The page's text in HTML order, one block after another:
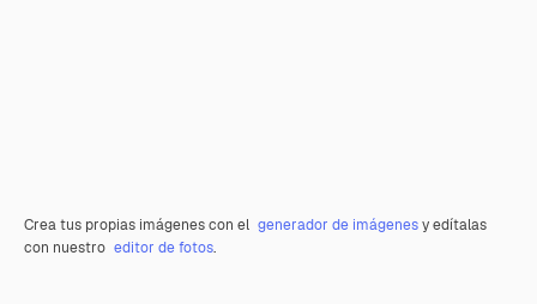
Crea tus propias imágenes con el generador de imágenesy edítalas
con nuestro editor de fotos.